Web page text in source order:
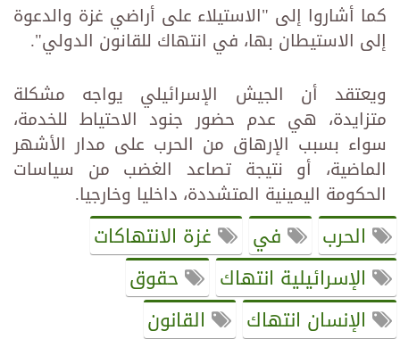
كما أشاروا إلى "الاستيلاء على أراضي غزة والدعوة
إلى الاستيطان بها، في انتهاك للقانون الدولي".
ويعتقد أن الجيش الإسرائيلي يواجه مشكلة
متزايدة، هي عدم حضور جنود الاحتياط للخدمة،
سواء بسبب الإرهاق من الحرب على مدار الأشهر
الماضية، أو نتيجة تصاعد الغضب من سياسات
الحكومة اليمينية المتشددة، داخليا وخارجيا.
الحرب في
غزة الانتهاكات
الإسرائيلية انتهاك
حقوق
الإنسان انتهاك
القانون